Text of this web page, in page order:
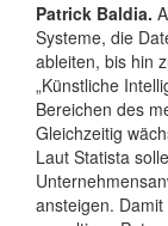
Patrick Baldia.
Systeme, die
ableiten, bis hin
„Künstliche
Bereichen des
Gleichzeitig
Laut Statista
ansteigen.